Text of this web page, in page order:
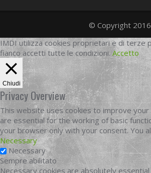
© Copyright
IMDI utilizza cookies proprietari e di terze
fianco accetti tutte le condizioni. Accetto
Chiudi
Privacy Overview
This website uses cookies to improve
are essential for the working of basic
your browser only with your consent. You
Necessary
Necessary
Sempre abilitato
Necessary cookies are absolutely